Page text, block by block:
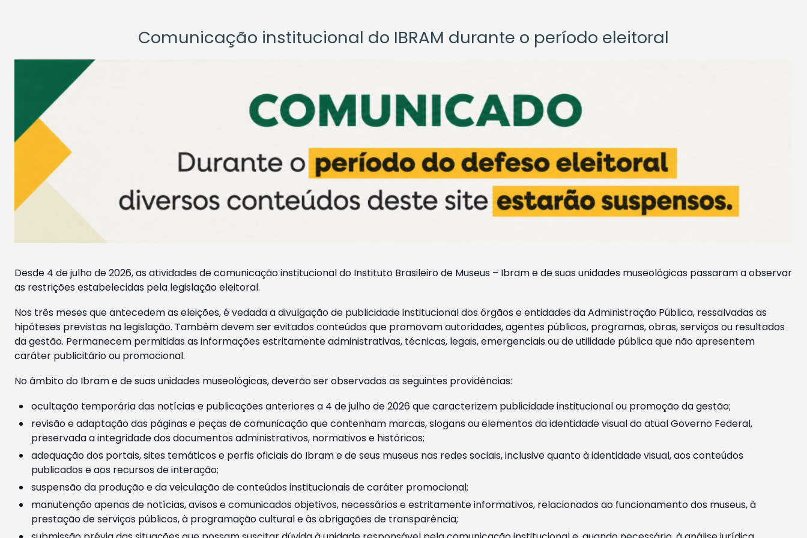
Comunicação institucional do IBRAM durante o período eleitoral
Desde 4 de julho de 2026, as atividades de comunicação institucional do Instituto Brasileiro de Museus – Ibram e de suas unidades museológicas passaram a observar
as restrições estabelecidas pela legislação eleitoral.
Nos três meses que antecedem as eleições, é vedada a divulgação de publicidade institucional dos órgãos e entidades da Administração Pública, ressalvadas as
hipóteses previstas na legislação. Também devem ser evitados conteúdos que promovam autoridades, agentes públicos, programas, obras, serviços ou resultados
da gestão. Permanecem permitidas as informações estritamente administrativas, técnicas, legais, emergenciais ou de utilidade pública que não apresentem
caráter publicitário ou promocional.
No âmbito do Ibram e de suas unidades museológicas, deverão ser observadas as seguintes providências:
ocultação temporária das notícias e publicações anteriores a 4 de julho de 2026 que caracterizem publicidade institucional ou promoção da gestão;
revisão e adaptação das páginas e peças de comunicação que contenham marcas, slogans ou elementos da identidade visual do atual Governo Federal,
preservada a integridade dos documentos administrativos, normativos e históricos;
adequação dos portais, sites temáticos e perfis oficiais do Ibram e de seus museus nas redes sociais, inclusive quanto à identidade visual, aos conteúdos
publicados e aos recursos de interação;
suspensão da produção e da veiculação de conteúdos institucionais de caráter promocional;
manutenção apenas de notícias, avisos e comunicados objetivos, necessários e estritamente informativos, relacionados ao funcionamento dos museus, à
prestação de serviços públicos, à programação cultural e às obrigações de transparência;